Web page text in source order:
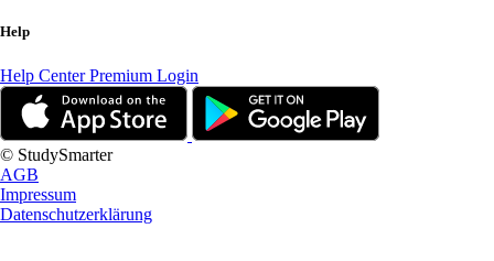
Help
Help CenterPremium Login
© StudySmarter
AGB
Impressum
Datenschutzerklärung